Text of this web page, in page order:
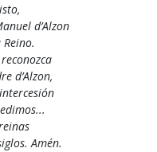
d’Alzon
d’Alzon,
Amén.